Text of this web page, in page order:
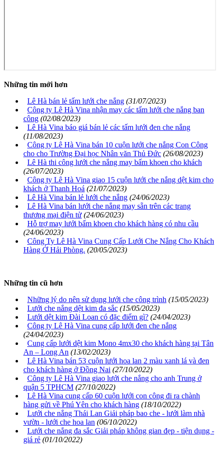
Những tin mới hơn
Lê Hà bán lẻ tấm lưới che nắng (31/07/2023)
Công ty Lê Hà Vina nhận may các tấm lưới che nắng ban
công (02/08/2023)
Lê Hà Vina báo giá bán lẻ các tấm lưới đen che nắng
(11/08/2023)
Công ty Lê Hà Vina bán 10 cuộn lưới che nắng Con Công
cho cho Trường Đại học Nhân văn Thủ Đức (26/08/2023)
Lê Hà thi công lưới che nắng may bấm khoen cho khách
(26/07/2023)
Công ty Lê Hà Vina giao 15 cuộn lưới che nắng dệt kim cho
khách ở Thanh Hoá (21/07/2023)
Lê Hà Vina bán lẻ lưới che nắng (24/06/2023)
Lê Hà Vina bán lưới che nắng may sẵn trên các trang
thương mại điện tử (24/06/2023)
Hỗ trợ may lưới bấm khoen cho khách hàng có nhu cầu
(24/06/2023)
Công Ty Lê Hà Vina Cung Cấp Lưới Che Nắng Cho Khách
Hàng Ở Hải Phòng. (20/05/2023)
Những tin cũ hơn
Những lý do nên sử dụng lưới che công trình (15/05/2023)
Lưới che nắng dệt kim đa sắc (15/05/2023)
Lưới dệt kim Đài Loan có đặc điểm gì? (24/04/2023)
Công ty Lê Hà Vina cung cấp lưới đen che nắng
(24/04/2023)
Cung cấp lưới dệt kim Mono 4mx30 cho khách hàng tại Tân
An – Long An (13/02/2023)
Lê Hà Vina bán 53 cuộn lưới hoa lan 2 màu xanh lá và đen
cho khách hàng ở Đồng Nai (27/10/2022)
Công ty Lê Hà Vina giao lưới che nắng cho anh Trung ở
quận 5 TPHCM (27/10/2022)
Lê Hà Vina cung cấp 60 cuộn lưới con công đi ra chành
hàng gửi về Phú Yên cho khách hàng (18/10/2022)
Lưới che nắng Thái Lan Giải pháp bao che - lưới làm nhà
vườn - lưới che hoa lan (06/10/2022)
Lưới che nắng đa sắc Giải pháp không gian đẹp - tiện dụng -
giá rẻ (01/10/2022)